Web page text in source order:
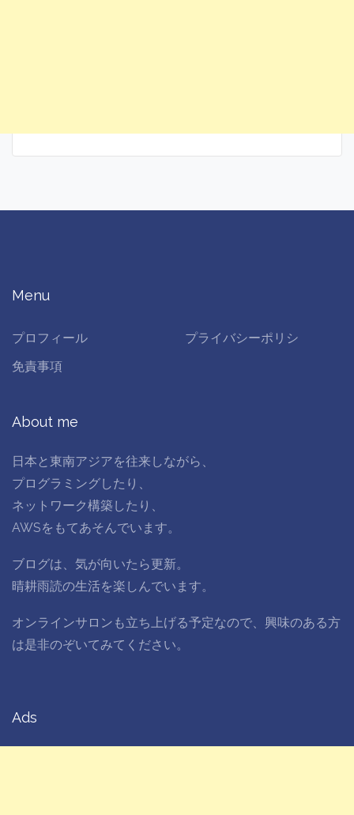
Menu
プロフィール
プライバシーポリシ
免責事項
About me
日本と東南アジアを往来しながら、
プログラミングしたり、
ネットワーク構築したり、
AWSをもてあそんでいます。
ブログは、気が向いたら更新。
晴耕雨読の生活を楽しんでいます。
オンラインサロンも立ち上げる予定なので、興味のある方
は是非のぞいてみてください。
Ads